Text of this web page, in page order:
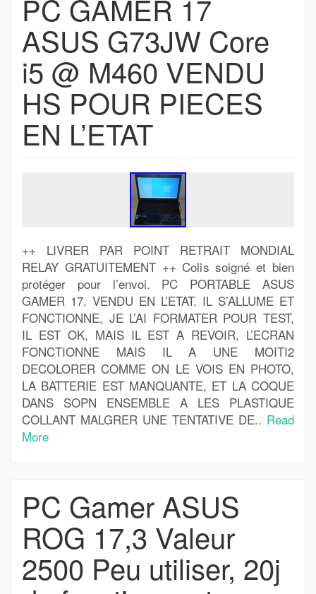
PC GAMER 17
ASUS G73JW Core
i5 @ M460 VENDU
HS POUR PIECES
EN L’ETAT
++ LIVRER PAR POINT RETRAIT MONDIAL
RELAY GRATUITEMENT ++ Colis soigné et bien
protéger pour l’envoi. PC PORTABLE ASUS
GAMER 17. VENDU EN L’ETAT. IL S’ALLUME ET
FONCTIONNE, JE L’AI FORMATER POUR TEST,
IL EST OK, MAIS IL EST A REVOIR, L’ECRAN
FONCTIONNE MAIS IL A UNE MOITI2
DECOLORER COMME ON LE VOIS EN PHOTO,
LA BATTERIE EST MANQUANTE, ET LA COQUE
DANS SOPN ENSEMBLE A LES PLASTIQUE
COLLANT MALGRER UNE TENTATIVE DE.. Read
More
PC Gamer ASUS
ROG 17,3 Valeur
2500 Peu utiliser, 20j